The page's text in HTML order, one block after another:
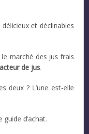
et déclinables
le marché des jus frais
de jus.
deux ? L’une est-elle
guide d’achat.